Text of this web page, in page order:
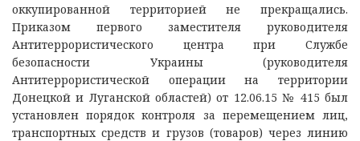
оккупированной территорией не прекращались.
Приказом первого заместителя руководителя
Антитеррористического центра при Службе
безопасности Украины (руководителя
Антитеррористической операции на территории
Донецкой и Луганской областей) от 12.06.15 № 415 был
установлен порядок контроля за перемещением лиц,
транспортных средств и грузов (товаров) через линию